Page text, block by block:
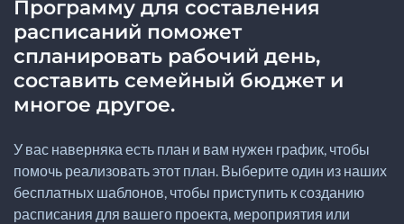
Программу для составления
расписаний поможет
спланировать рабочий день,
составить семейный бюджет и
многое другое.
У вас наверняка есть план и вам нужен график, чтобы
помочь реализовать этот план. Выберите один из наших
бесплатных шаблонов, чтобы приступить к созданию
расписания для вашего проекта, мероприятия или